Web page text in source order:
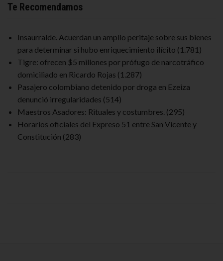
Te Recomendamos
Insaurralde. Acuerdan un amplio peritaje sobre sus bienes
para determinar si hubo enriquecimiento ilícito (1.781)
Tigre: ofrecen $5 millones por prófugo de narcotráfico
domiciliado en Ricardo Rojas (1.287)
Pasajero colombiano detenido por droga en Ezeiza
denunció irregularidades (514)
Maestros Asadores: Rituales y costumbres. (295)
Horarios oficiales del Expreso 51 entre San Vicente y
Constitución (283)